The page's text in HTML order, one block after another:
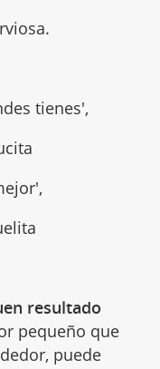
tienes',
resultado
pequeño que
puede